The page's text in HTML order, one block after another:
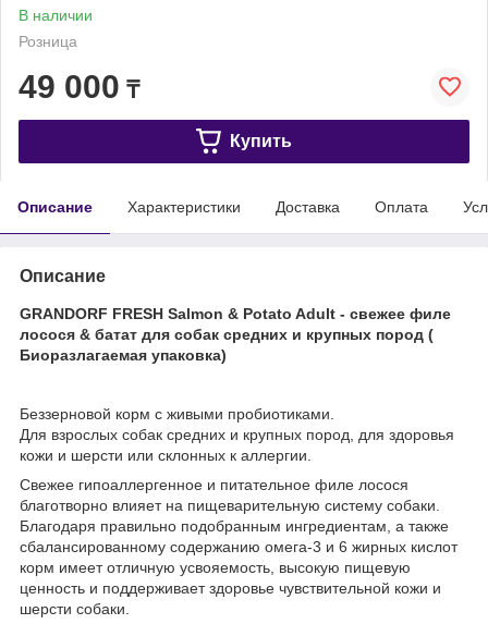
В наличии
Розница
49 000 ₸
Купить
Описание Характеристики Доставка Оплата
Описание
GRANDORF FRESH Salmon & Potato Adult - свежее филе
лосося & батат для собак средних и крупных пород (
Биоразлагаемая упаковка)
Беззерновой корм с живыми пробиотиками.
Для взрослых собак средних и крупных пород, для здоровья
кожи и шерсти или склонных к аллергии.
Свежее гипоаллергенное и питательное филе лосося
благотворно влияет на пищеварительную систему собаки.
Благодаря правильно подобранным ингредиентам, а также
сбалансированному содержанию омега-3 и 6 жирных кислот
корм имеет отличную усвояемость, высокую пищевую
ценность и поддерживает здоровье чувствительной кожи и
шерсти собаки.